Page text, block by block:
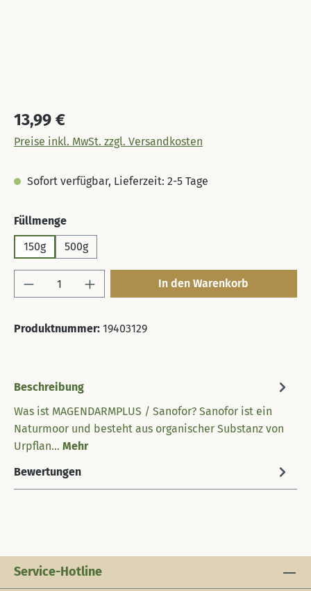
Regulärer Preis:
13,99 €
Preise inkl. MwSt. zzgl. Versandkosten
Sofort verfügbar, Lieferzeit: 2-5 Tage
Füllmengeauswählen
150g
500g
Produkt Anzahl: Gib den gewünschten
In den Warenkorb
Produktnummer: 19403129
Beschreibung
Was ist MAGENDARMPLUS / Sanofor? Sanofor ist ein
Naturmoor und besteht aus organischer Substanz von
Urpflan… Mehr
Bewertungen
Service-Hotline